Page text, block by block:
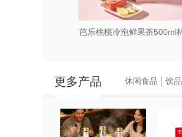
芭乐桃桃冷泡鲜果茶500ml杯装
更多产品 休闲食品 饮品